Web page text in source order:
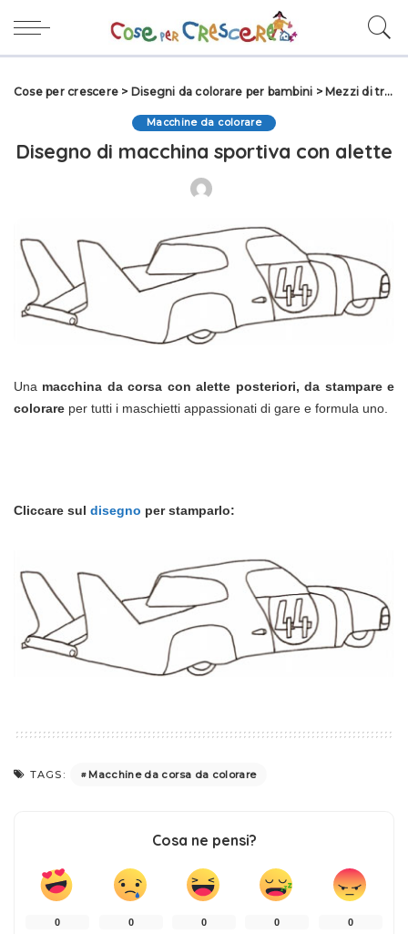
Cose per crescere > Disegni da colorare per bambini > Mezzi di trasporto da colorare
Macchine da colorare
Disegno di macchina sportiva con alette
Una macchina da corsa con alette posteriori, da stampare e
colorare per tutti i maschietti appassionati di gare e formula uno.
Cliccare sul disegno per stamparlo:
TAGS: Macchine da corsa da colorare
Cosa ne pensi?
0 0 0 0 0